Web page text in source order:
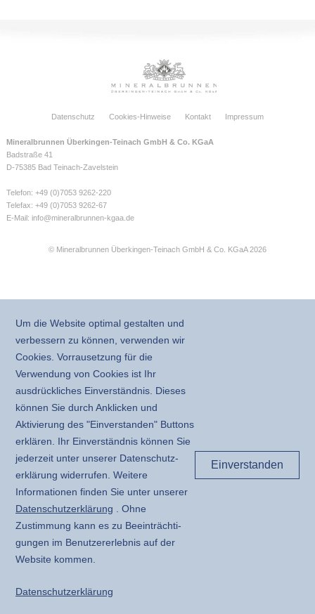
Datenschutz Cookies-Hinweise Kontakt Impressum
Mineralbrunnen Überkingen-Teinach GmbH & Co. KGaA
Badstraße 41
D-75385 Bad Teinach-Zavelstein
Telefon: +49 (0)7053 9262-220
Telefax: +49 (0)7053 9262-67
E-Mail: info@mineralbrunnen-kgaa.de
© Mineralbrunnen Überkingen-Teinach GmbH & Co. KGaA 2026
Um die Website optimal gestalten und
verbessern zu können, verwenden wir
Cookies. Vorrausetzung für die
Verwendung von Cookies ist Ihr
ausdrückliches Einverständnis. Dieses
können Sie durch Anklicken und
Aktivierung des "Einverstanden" Buttons
erklären. Ihr Einverständnis können Sie
jederzeit unter unserer Daten­schutz­
erklärung widerrufen. Weitere
Informationen finden Sie unter unserer
Daten­schutz­erklärung . Ohne
Zustimmung kann es zu Beeinträchti­
gungen im Benutzer­erlebnis auf der
Website kommen.
Daten­schutz­erklärung
Einverstanden